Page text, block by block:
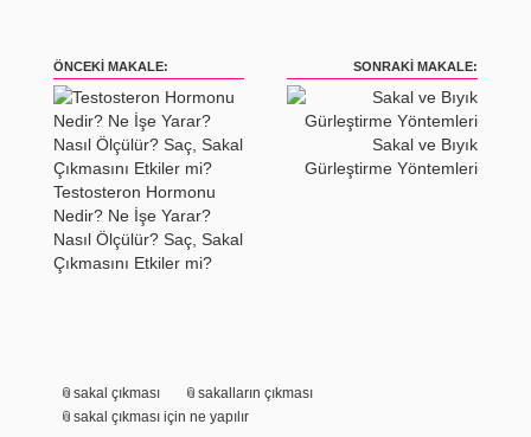
ÖNCEKI MAKALE:
Testosteron Hormonu
Nedir? Ne İşe Yarar?
Nasıl Ölçülür? Saç, Sakal
Çıkmasını Etkiler mi?
SONRAKI MAKALE:
Sakal ve Bıyık
Gürleştirme Yöntemleri
sakal çıkması
sakalların çıkması
sakal çıkması için ne yapılır